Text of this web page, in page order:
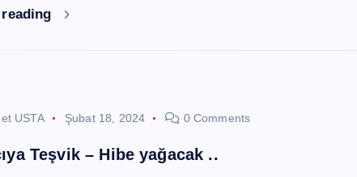
USTA Şubat 18, 2024 0 Comments
Teşvik – Hibe yağacak ..